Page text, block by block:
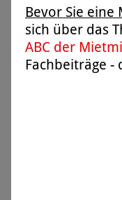
Bevor Sie
sich über das
ABC der
Fachbeiträge -